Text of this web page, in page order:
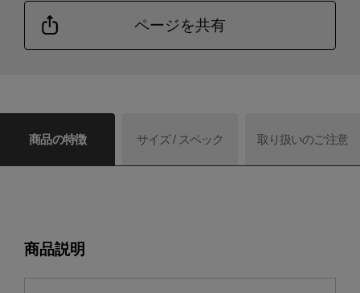
ページを共有
商品の特徴 サイズ / スペック 取り扱いのご注意
商品説明